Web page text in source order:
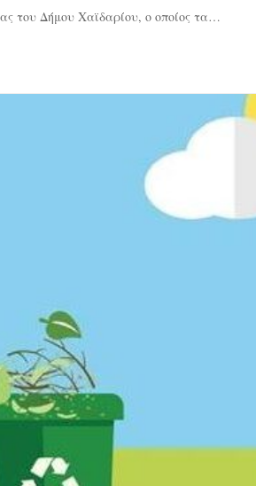
του Δήμου Χαϊδαρίου, ο οποίος τα…